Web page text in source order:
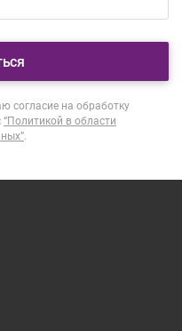
согласие на обработку
“Политикой в области
.